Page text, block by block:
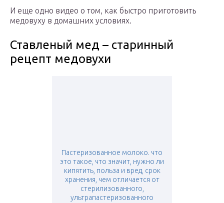
И еще одно видео о том, как быстро приготовить
медовуху в домашних условиях.
Ставленый мед – старинный
рецепт медовухи
Пастеризованное молоко. что
это такое, что значит, нужно ли
кипятить, польза и вред, срок
хранения, чем отличается от
стерилизованного,
ультрапастеризованного